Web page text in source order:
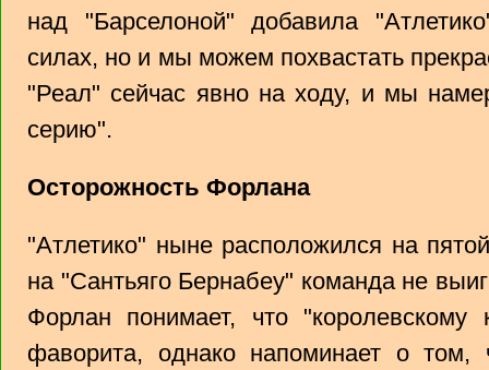
над "Барселоной" добавила
силах, но и мы можем похвастать
"Реал" сейчас явно на ходу, и мы
серию".
Осторожность Форлана
"Атлетико" ныне расположился на
на "Сантьяго Бернабеу" команда не
Форлан понимает, что "королевскому
фаворита, однако напоминает о